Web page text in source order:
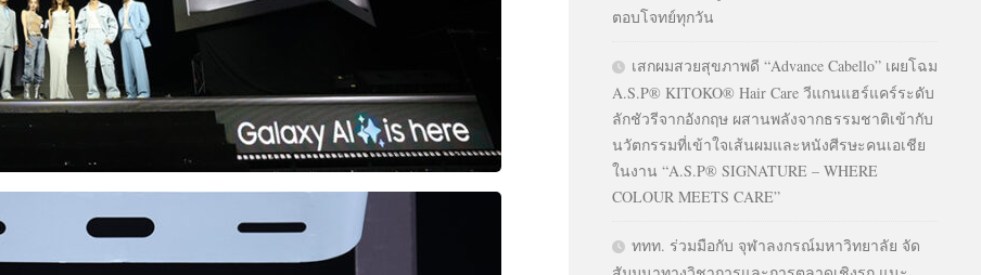
ตอบโจทย์ทุกวัน
เสกผมสวยสุขภาพดี “Advance Cabello” เผยโฉม
A.S.P® KITOKO® Hair Care วีแกนแฮร์แคร์ระดับ
ลักชัวรีจากอังกฤษ ผสานพลังจากธรรมชาติเข้ากับ
นวัตกรรมที่เข้าใจเส้นผมและหนังศีรษะคนเอเชีย
ในงาน “A.S.P® SIGNATURE – WHERE
COLOUR MEETS CARE”
ททท. ร่วมมือกับ จุฬาลงกรณ์มหาวิทยาลัย จัด